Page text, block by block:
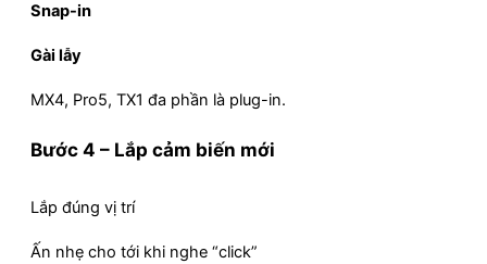
Snap-in
Gài lẫy
MX4, Pro5, TX1 đa phần là plug-in.
Bước 4 – Lắp cảm biến mới
Lắp đúng vị trí
Ấn nhẹ cho tới khi nghe “click”